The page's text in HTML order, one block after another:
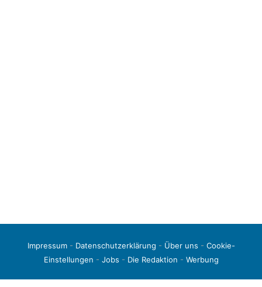
Impressum- Datenschutzerklärung - Über uns - Cookie-
Einstellungen - Jobs - Die Redaktion - Werbung